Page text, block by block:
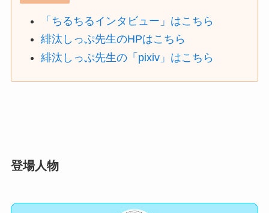
「ちるちるインタビュー」はこちら
緋汰しっぷ先生のHPはこちら
緋汰しっぷ先生の「pixiv」はこちら
登場人物